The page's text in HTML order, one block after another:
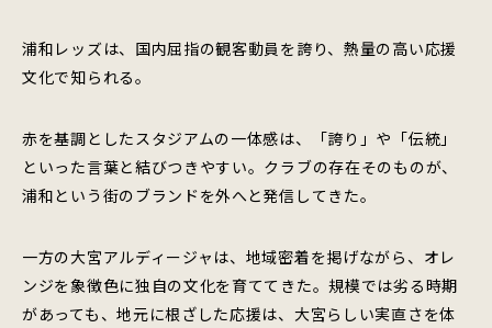
浦和レッズは、国内屈指の観客動員を誇り、熱量の高い応援
文化で知られる。
赤を基調としたスタジアムの一体感は、「誇り」や「伝統」
といった言葉と結びつきやすい。クラブの存在そのものが、
浦和という街のブランドを外へと発信してきた。
一方の大宮アルディージャは、地域密着を掲げながら、オレ
ンジを象徴色に独自の文化を育ててきた。規模では劣る時期
があっても、地元に根ざした応援は、大宮らしい実直さを体